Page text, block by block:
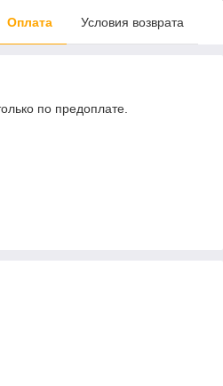
Оплата Условия возврата
по предоплате.